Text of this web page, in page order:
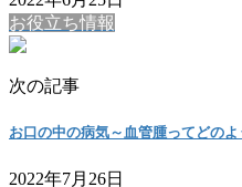
お役立ち情報
次の記事
お口の中の病気～血管腫ってどのよ
2022年7月26日